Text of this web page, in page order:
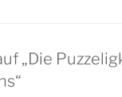
„Die